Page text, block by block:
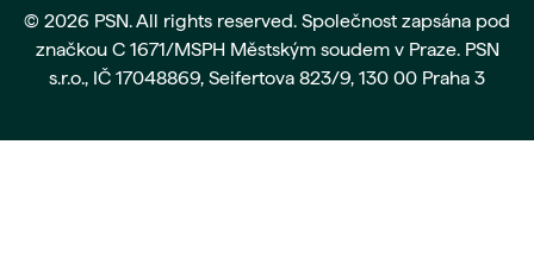
© 2026 PSN. All rights reserved. Společnost zapsána pod
značkou C 1671/MSPH Městským soudem v Praze. PSN
s.r.o., IČ 17048869, Seifertova 823/9, 130 00 Praha 3